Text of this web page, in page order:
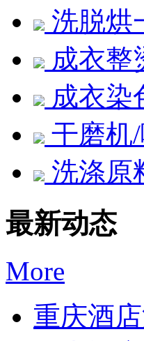
洗脱烘
成衣整
成衣染
干磨机
洗涤原
最新动态
More
重庆酒